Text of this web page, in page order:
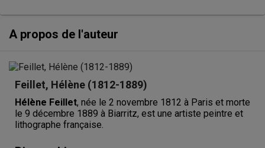
A propos de l'auteur
Feillet, Hélène (1812-1889)
Hélène Feillet, née le 2 novembre 1812 à Paris et morte
le 9 décembre 1889 à Biarritz, est une artiste peintre et
lithographe française.